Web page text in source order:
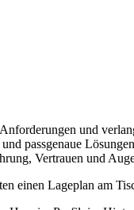
und
passgenaue
Vertrauen und